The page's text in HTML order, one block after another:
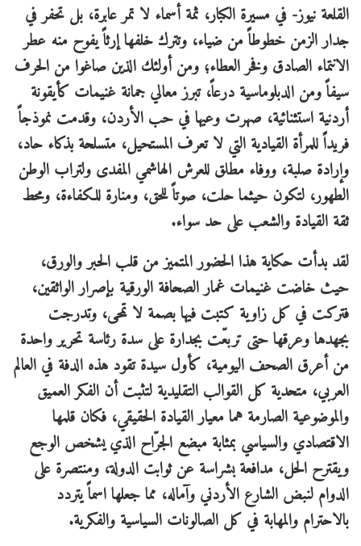
القلعة نيوز- ​في مسيرة الكبار، ثمة أسماء لا تمر عابرة، بل تحفر في
جدار الزمن خطوطاً من ضياء، وتترك خلفها إرثاً يفوح منه عطر
الانتماء الصادق وفخر العطاء؛ ومن أولئك الذين صاغوا من الحرف
سيفاً ومن الدبلوماسية درعاً، تبرز معالي جمانة غنيمات كأيقونة
أردنية استثنائية، صهرت وعيها في حب الأردن، وقدمت نموذجاً
فريداً للمرأة القيادية التي لا تعرف المستحيل، متسلحة بذكاء حاد،
وإرادة صلبة، ووفاء مطلق للعرش الهاشمي المفدى ولتراب الوطن
الطهور، لتكون حيثما حلت، صوتاً للحق، ومنارة للكفاءة، ومحط
ثقة القيادة والشعب على حد سواء.
​لقد بدأت حكاية هذا الحضور المتميز من قلب الحبر والورق،
حيث خاضت غنيمات غمار الصحافة الورقية بإصرار الواثقين،
فتركت في كل زاوية كتبت فيها بصمة لا تمحى، وتدرجت
بجهدها وعرقها حتى تربعّت بجدارة على سدة رئاسة تحرير واحدة
من أعرق الصحف اليومية، كأول سيدة تقود هذه الدفة في العالم
العربي، متحدية كل القوالب التقليدية لتثبت أن الفكر العميق
والموضوعية الصارمة هما معيار القيادة الحقيقي، فكان قلمها
الاقتصادي والسياسي بمثابة مبضع الجرّاح الذي يشخص الوجع
ويقترح الحل، مدافعة بشراسة عن ثوابت الدولة، ومنتصرة على
الدوام لنبض الشارع الأردني وآماله، مما جعلها اسماً يتردد
بالاحترام والمهابة في كل الصالونات السياسية والفكرية.